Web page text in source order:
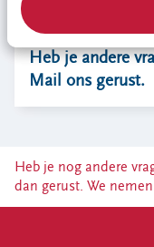
Heb je andere
Mail ons gerust.
Heb je nog andere
dan gerust. We